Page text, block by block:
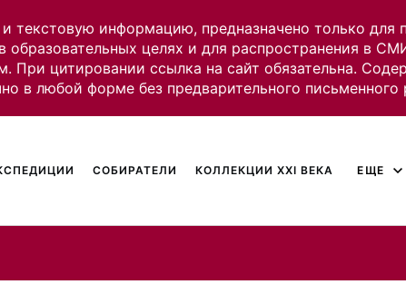
информацию, предназначено только для
целях и для распространения в
При цитировании ссылка на сайт обязательна.
в любой форме без предварительного письменного
СОБИРАТЕЛИ КОЛЛЕКЦИИ XXI ВЕКА ЕЩЕ